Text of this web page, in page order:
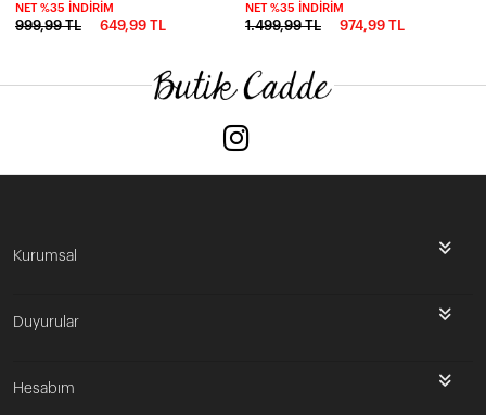
NET %35 İNDIRIM
999,99 TL 649,99 TL
NET %35 İNDIRIM
1.499,99 TL 974,99 TL
Kurumsal
Duyurular
Hesabım